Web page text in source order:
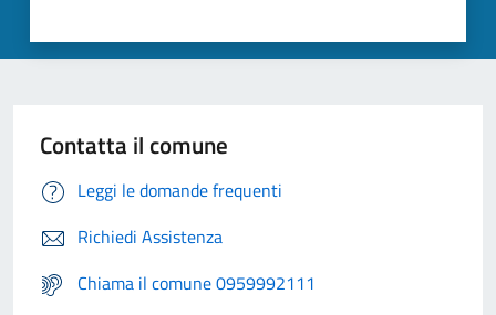
Contatta il comune
Leggi le domande frequenti
Richiedi Assistenza
Chiama il comune 0959992111